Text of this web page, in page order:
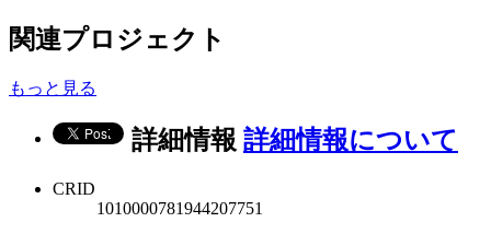
関連プロジェクト
もっと見る
詳細情報 詳細情報について
CRID
1010000781944207751